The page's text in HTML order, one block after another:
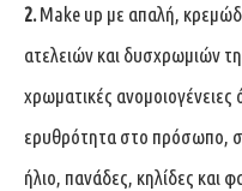
2.Make up με απαλή,
ατελειών και δυσχρωμιών
χρωματικές
ερυθρότητα στο πρόσωπο,
ήλιο, πανάδες, κηλίδες και